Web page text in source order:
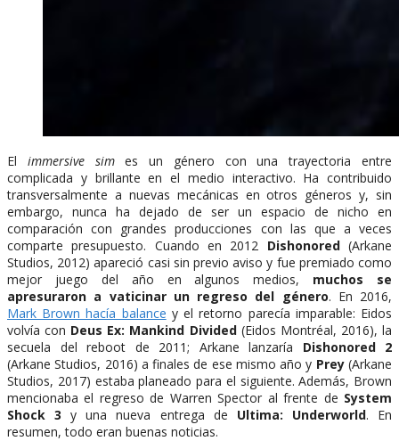
El immersive simes un género con una trayectoria entre
complicada y brillante en el medio interactivo. Ha contribuido
transversalmente a nuevas mecánicas en otros géneros y, sin
embargo, nunca ha dejado de ser un espacio de nicho en
comparación con grandes producciones con las que a veces
comparte presupuesto. Cuando en 2012 Dishonored(Arkane
Studios, 2012) apareció casi sin previo aviso y fue premiado como
mejor juego del año en algunos medios, muchos se
apresuraron a vaticinar un regreso del género. En 2016,
Mark Brown hacía balance y el retorno parecía imparable: Eidos
volvía con Deus Ex: Mankind Divided(Eidos Montréal, 2016), la
secuela del reboot de 2011; Arkane lanzaría Dishonored 2
(Arkane Studios, 2016) a finales de ese mismo año y Prey(Arkane
Studios, 2017) estaba planeado para el siguiente. Además, Brown
mencionaba el regreso de Warren Spector al frente de System
Shock 3 y una nueva entrega de Ultima: Underworld. En
resumen, todo eran buenas noticias.